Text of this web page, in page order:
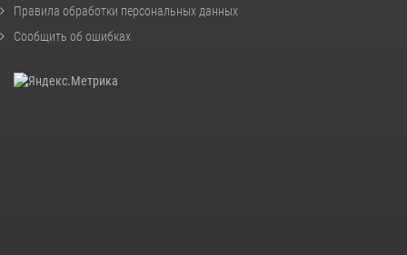
Правила обработки персональных данных
Сообщить об ошибках